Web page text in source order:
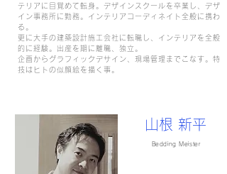
テリアに目覚めて転身。デザインスクールを卒業し、デザ
イン事務所に勤務。インテリアコーディネイト全般に携わ
る。
更に大手の建築設計施工会社に転職し、インテリアを全般
的に経験。出産を期に離職、独立。
企画からグラフィックデサイン、現場管理までこなす。 特
技はヒトの似顔絵を描く事。
山根 新平
Bedding Meister